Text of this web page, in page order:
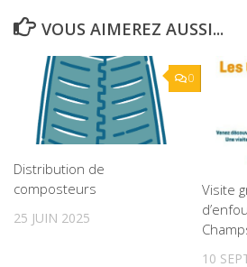
VOUS AIMEREZ AUSSI...
0
Distribution de
composteurs
25 JUIN 2025
Visite
10